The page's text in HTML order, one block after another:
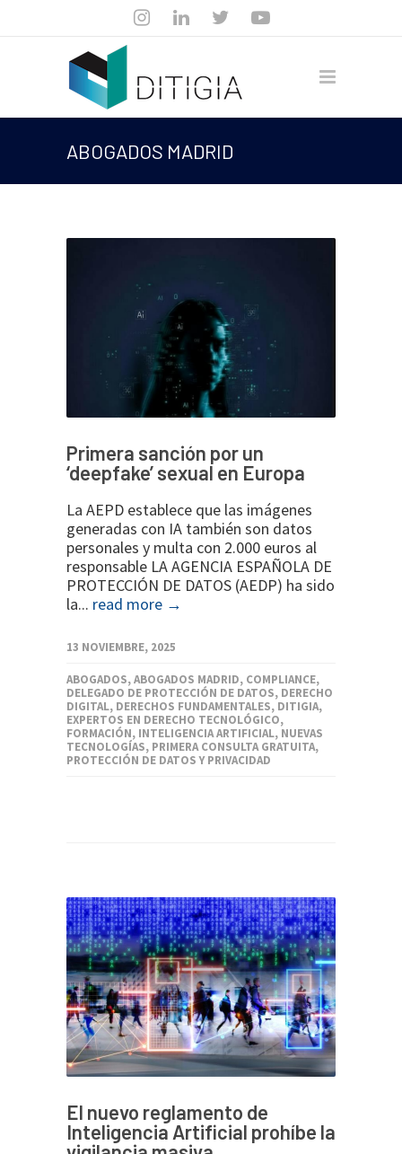
ABOGADOS MADRID
Primera sanción por un
‘deepfake’ sexual en Europa
La AEPD establece que las imágenes
generadas con IA también son datos
personales y multa con 2.000 euros al
responsable LA AGENCIA ESPAÑOLA DE
PROTECCIÓN DE DATOS (AEDP) ha sido
la... read more →
13 NOVIEMBRE, 2025
ABOGADOS,ABOGADOS MADRID, COMPLIANCE,
DELEGADO DE PROTECCIÓN DE DATOS, DERECHO
DIGITAL, DERECHOS FUNDAMENTALES, DITIGIA,
EXPERTOS EN DERECHO TECNOLÓGICO,
FORMACIÓN, INTELIGENCIA ARTIFICIAL, NUEVAS
TECNOLOGÍAS, PRIMERA CONSULTA GRATUITA,
PROTECCIÓN DE DATOS Y PRIVACIDAD
El nuevo reglamento de
Inteligencia Artificial prohíbe la